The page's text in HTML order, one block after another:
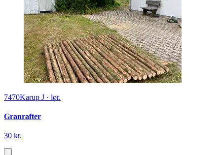
7470Karup J · lør.
Granrafter
30 kr.